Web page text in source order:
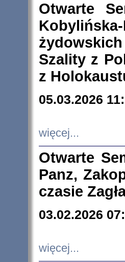
Otwarte
Szality z
z
05.03.2026
więcej...
Otwarte
Panz,
czasie
03.02.2026
więcej...